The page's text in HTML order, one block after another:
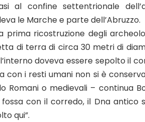
al confine settentrionale
le Marche e parte dell’Abruzzo.
prima ricostruzione degli
di terra di circa 30 metri di
doveva essere sepolto il
con i resti umani non si è
Romani o medievali – continua
fossa con il corredo, il Dna
qui”.